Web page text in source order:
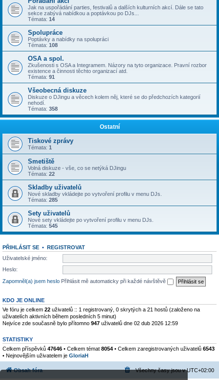
Jak na uspořádání parties, festivalů a dalších kulturních akcí. Dále se tato
sekce zabývá nabídkou a poptávkou po DJs...
Témata: 14
Spolupráce
Poptávky a nabídky na spolupráci
Témata: 108
OSA a spol.
Zkušenosti s OSA a Integramem. Názory na tyto organizace. Pravní rozbor
existence a činnosti těchto organizací atd.
Témata: 91
Všeobecná diskuze
Diskuze o DJingu a věcech kolem něj, které se do předchozích kategorií
nehodí.
Témata: 358
Ostatní
Tiskové zprávy
Témata: 1
Smetiště
Volná diskuze - vše, co se netýká DJingu
Témata: 22
Skladby uživatelů
Nové skladby vkládejte po vytvoření profilu v menu DJs.
Témata: 285
Sety uživatelů
Nové sety vkládejte po vytvoření profilu v menu DJs.
Témata: 545
PŘIHLÁSIT SE • REGISTROVAT
Uživatelské jméno:
Heslo:
Zapomněl(a) jsem heslo Přihlásit mě automaticky při každé návštěvě
KDO JE ONLINE
Ve fóru je celkem 22 uživatelů :: 1 registrovaný, 0 skrytých a 21 hostů (založeno na
uživatelích aktivních během posledních 5 minut)
Nejvíce zde současně bylo přítomno 947 uživatelů dne 02 dub 2026 12:59
STATISTIKY
Celkem příspěvků 47646 • Celkem témat 8054 • Celkem zaregistrovaných uživatelů 6543
• Nejnovějším uživatelem je GloriaH
Obsah fóra Všechny časy jsou vUTC+02:00